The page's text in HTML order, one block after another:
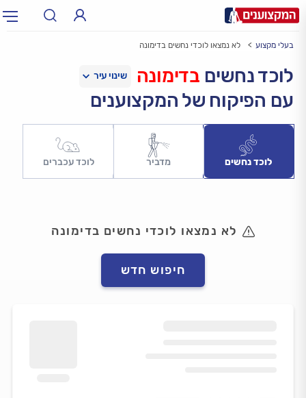
עירעיר: תל אביב, חיפה…
בעלי מקצוע לא נמצאו לוכדי נחשים בדימונה
לוכד נחשים בדימונה
עם הפיקוח של המקצוענים
לוכד נחשים מדביר לוכד עכברים
לא נמצאו לוכדי נחשים בדימונה
חיפוש חדש